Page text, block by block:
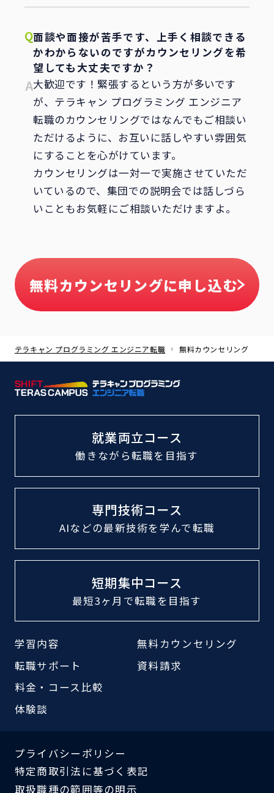
面談や面接が苦手です、上手く相談できる
かわからないのですがカウンセリングを希
望しても大丈夫ですか？
大歓迎です！緊張するという方が多いです
が、テラキャン プログラミング エンジニア
転職のカウンセリングではなんでもご相談い
ただけるように、お互いに話しやすい雰囲気
にすることを心がけています。
カウンセリングは一対一で実施させていただ
いているので、集団での説明会では話しづら
いこともお気軽にご相談いただけますよ。
無料カウンセリングに申し込む
テラキャン プログラミング エンジニア転職 無料カウンセリング
就業両立コース
働きながら転職を目指す
専門技術コース
AIなどの最新技術を学んで転職
短期集中コース
最短3ヶ月で転職を目指す
学習内容
転職サポート
料金・コース比較
体験談
無料カウンセリング
資料請求
プライバシーポリシー
特定商取引法に基づく表記
取扱職種の範囲等の明示